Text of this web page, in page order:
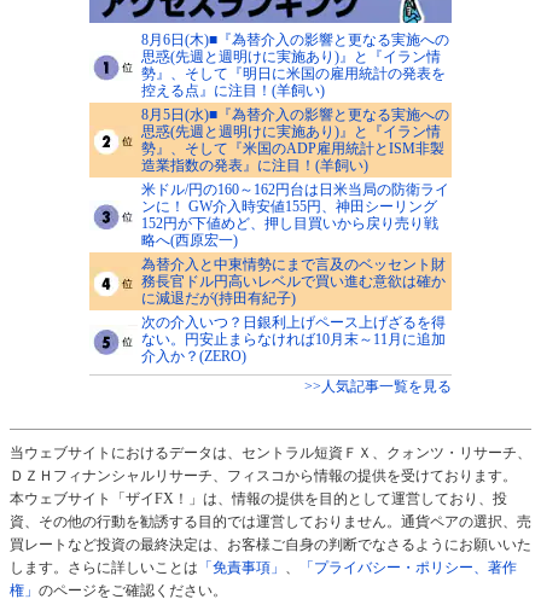
8月6日(木)■『為替介入の影響と更なる実施への
思惑(先週と週明けに実施あり)』と『イラン情
勢』、そして『明日に米国の雇用統計の発表を
控える点』に注目！(羊飼い)
8月5日(水)■『為替介入の影響と更なる実施への
思惑(先週と週明けに実施あり)』と『イラン情
勢』、そして『米国のADP雇用統計とISM非製
造業指数の発表』に注目！(羊飼い)
米ドル/円の160～162円台は日米当局の防衛ライ
ンに！ GW介入時安値155円、神田シーリング
152円が下値めど、押し目買いから戻り売り戦
略へ(西原宏一)
為替介入と中東情勢にまで言及のベッセント財
務長官ドル円高いレベルで買い進む意欲は確か
に減退だが(持田有紀子)
次の介入いつ？日銀利上げペース上げざるを得
ない。円安止まらなければ10月末～11月に追加
介入か？(ZERO)
>>人気記事一覧を見る
当ウェブサイトにおけるデータは、セントラル短資ＦＸ、クォンツ・リサーチ、
ＤＺＨフィナンシャルリサーチ、フィスコから情報の提供を受けております。
本ウェブサイト「ザイFX！」は、情報の提供を目的として運営しており、投
資、その他の行動を勧誘する目的では運営しておりません。通貨ペアの選択、売
買レートなど投資の最終決定は、お客様ご自身の判断でなさるようにお願いいた
します。さらに詳しいことは 「免責事項」 、
「プライバシー・ポリシー、著作
権」 のページをご確認ください。